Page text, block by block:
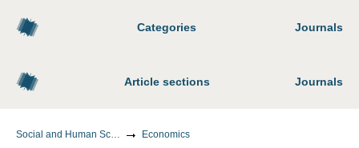
Categories Journals
Article sections Journals
Social and Human Sciences Economics